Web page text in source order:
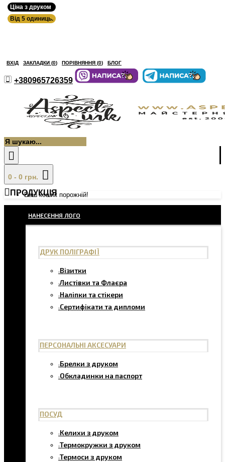
ВХІД ЗАКЛАДКИ (0) ПОРІВНЯННЯ (0) БЛОГ
+380965726359
0 - 0 грн.
Ваш кошик порожній!
ПРОДУКЦІЯ
НАНЕСЕННЯ ЛОГО
ДРУК ПОЛІГРАФІЇ
Візитки
Листівки та Флаєра
Наліпки та стікери
Сертифікати та дипломи
ПЕРСОНАЛЬНІ АКСЕСУАРИ
Брелки з друком
Обкладинки на паспорт
ПОСУД
Келихи з друком
Термокружки з друком
Термоси з друком
Ціна з друком
Від 5 одиниць.